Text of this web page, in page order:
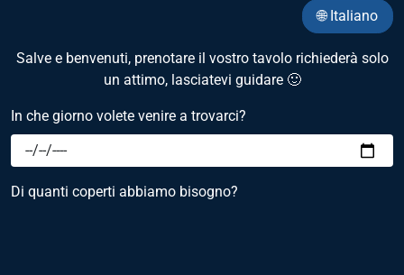
🌐 Italiano
Salve e benvenuti, prenotare il vostro tavolo richiederà solo
un attimo, lasciatevi guidare 🙂
In che giorno volete venire a trovarci?
Di quanti coperti abbiamo bisogno?